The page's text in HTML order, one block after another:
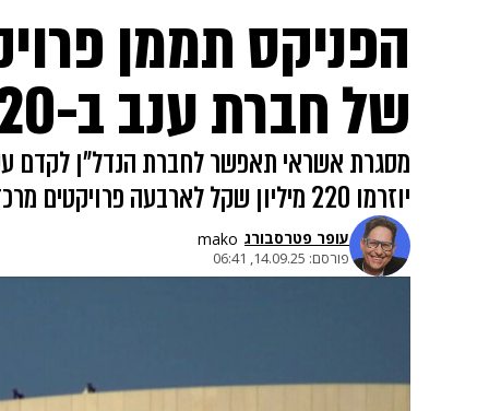
דיגיטל גאווה משפט הפניקס תממן
של חברת ענב ב-320 מיליון שקל
מסגרת אשראי תאפשר לחברת הנדל"ן לקדם
יוזרמו 220 מיליון שקל לארבעה פרויקטים מרכזיים
עופר פטרסבורג mako
פורסם: 14.09.25, 06:41